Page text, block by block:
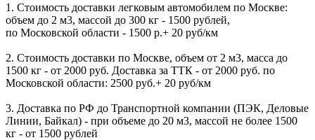
1. Стоимость доставки легковым автомобилем по Москве:
объем до 2 м3, массой до 300 кг - 1500 рублей,
по Московской области - 1500 р.+ 20 руб/км
2. Стоимость доставки по Москве, объем от 2 м3, масса до
1500 кг - от 2000 руб. Доставка за ТТК - от 2000 руб. по
Московской области: 2500 руб.+ 20 руб/км
3. Доставка по РФ до Транспортной компании (ПЭК, Деловые
Линии, Байкал) - при объеме до 20 м3, массой не более 1500
кг - от 1500 рублей